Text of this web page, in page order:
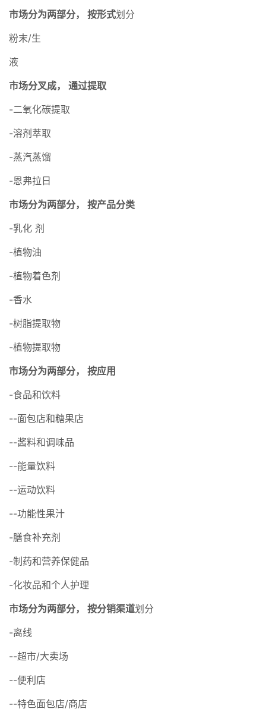
市场分为两部分， 按形式划分
粉末/生
液
市场分叉成， 通过提取
-二氧化碳提取
-溶剂萃取
-蒸汽蒸馏
-恩弗拉日
市场分为两部分， 按产品分类
-乳化 剂
-植物油
-植物着色剂
-香水
-树脂提取物
-植物提取物
市场分为两部分， 按应用
-食品和饮料
--面包店和糖果店
--酱料和调味品
--能量饮料
--运动饮料
--功能性果汁
-膳食补充剂
-制药和营养保健品
-化妆品和个人护理
市场分为两部分， 按分销渠道划分
-离线
--超市/大卖场
--便利店
--特色面包店/商店